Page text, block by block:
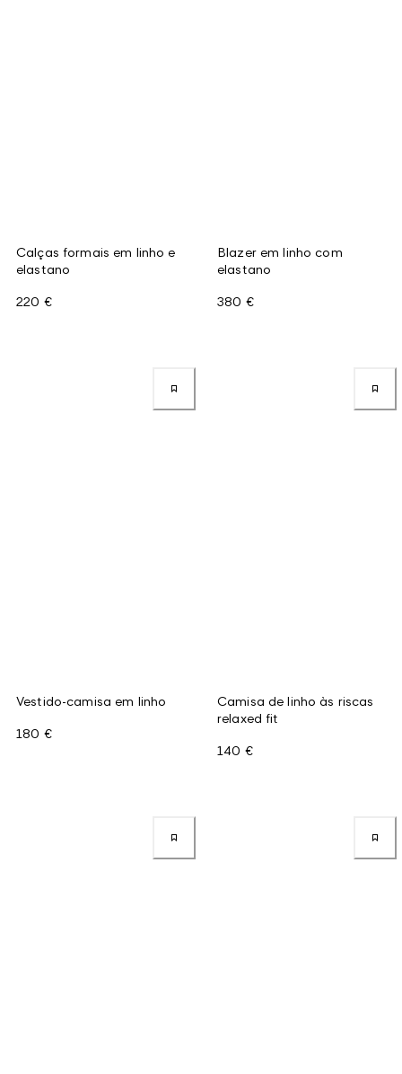
Calças formais em linho e
elastano
220 €
Blazer em linho com
elastano
380 €
Vestido-camisa em linho
180 €
Camisa de linho às riscas
relaxed fit
140 €